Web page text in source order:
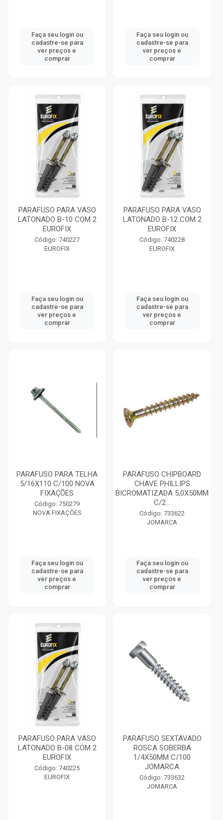
Faça seu login ou
cadastre-se para
ver preços e
comprar
Faça seu login ou
cadastre-se para
ver preços e
comprar
PARAFUSO PARA VASO
LATONADO B-10 COM 2
EUROFIX
Código: 740227
EUROFIX
Faça seu login ou
cadastre-se para
ver preços e
comprar
PARAFUSO PARA VASO
LATONADO B-12 COM 2
EUROFIX
Código: 740228
EUROFIX
Faça seu login ou
cadastre-se para
ver preços e
comprar
PARAFUSO PARA TELHA
5/16X110 C/100 NOVA
FIXAÇÕES
Código: 750279
NOVA FIXAÇÕES
Faça seu login ou
cadastre-se para
ver preços e
comprar
PARAFUSO CHIPBOARD
CHAVE PHILLIPS
BICROMATIZADA 5,0X50MM
C/2...
Código: 733622
JOMARCA
Faça seu login ou
cadastre-se para
ver preços e
comprar
PARAFUSO PARA VASO
LATONADO B-08 COM 2
EUROFIX
Código: 740225
EUROFIX
PARAFUSO SEXTAVADO
ROSCA SOBERBA
1/4X50MM C/100
JOMARCA
Código: 733632
JOMARCA